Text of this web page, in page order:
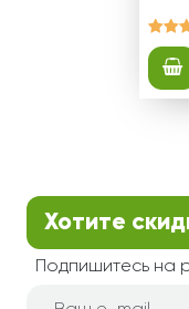
Хотите
Подпишитесь на